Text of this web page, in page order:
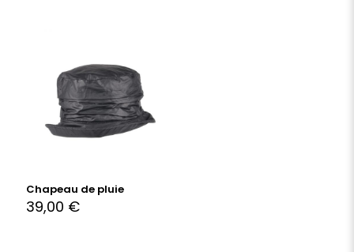
Chapeau de pluie
39,00 €